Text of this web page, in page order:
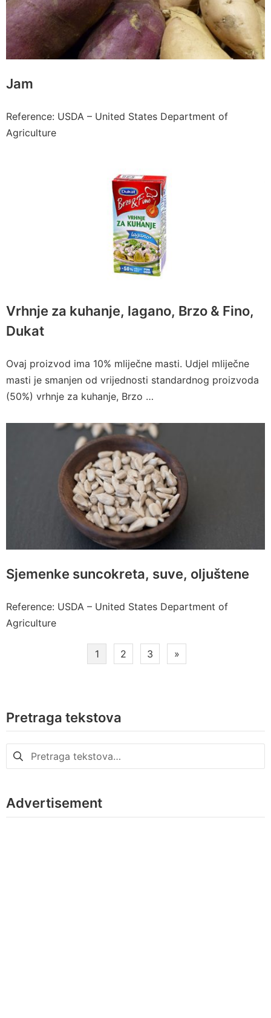
Jam
Reference: USDA – United States Department of
Agriculture
Vrhnje za kuhanje, lagano, Brzo & Fino,
Dukat
Ovaj proizvod ima 10% mliječne masti. Udjel mliječne
masti je smanjen od vrijednosti standardnog proizvoda
(50%) vrhnje za kuhanje, Brzo …
Sjemenke suncokreta, suve, oljuštene
Reference: USDA – United States Department of
Agriculture
1 2 3 »
Pretraga tekstova
Pretraga
za:
Advertisement